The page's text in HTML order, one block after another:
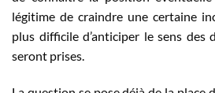
légitime de craindre une certaine
plus difficile d’anticiper le sens des
seront prises.